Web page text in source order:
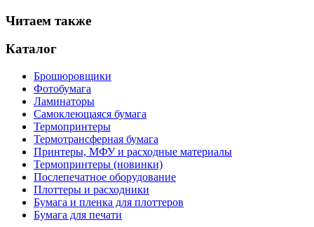
Читаем также
Каталог
Брошюровщики
Фотобумага
Ламинаторы
Самоклеющаяся бумага
Термопринтеры
Термотрансферная бумага
Принтеры, МФУ и расходные материалы
Термопринтеры (новинки)
Послепечатное оборудование
Плоттеры и расходники
Бумага и пленка для плоттеров
Бумага для печати